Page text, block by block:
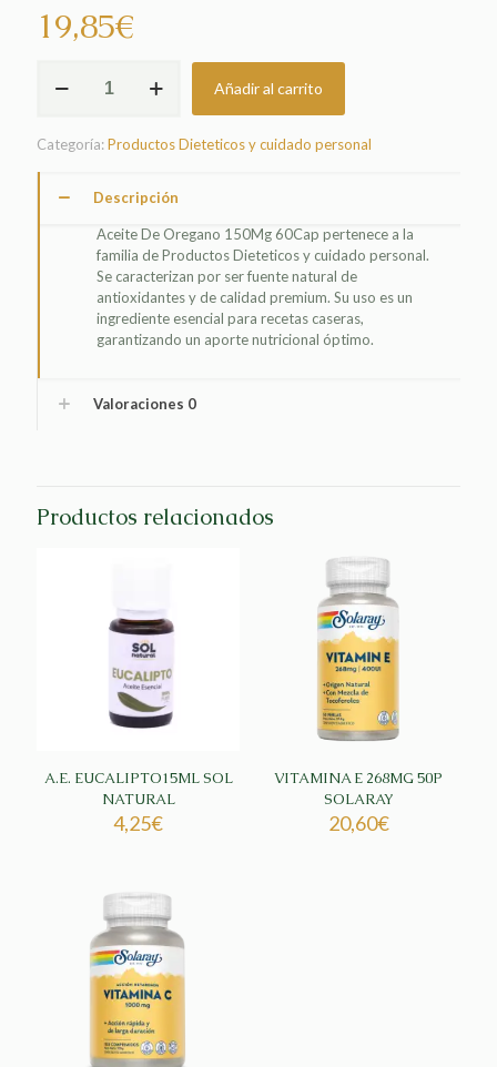
19,85€
60CAP
cantidad
Añadir al carrito
Categoría:Productos Dieteticos y cuidado personal
Descripción
Aceite De Oregano 150Mg 60Cap pertenece a la
familia de Productos Dieteticos y cuidado personal.
Se caracterizan por ser fuente natural de
antioxidantes y de calidad premium. Su uso es un
ingrediente esencial para recetas caseras,
garantizando un aporte nutricional óptimo.
Valoraciones 0
Productos relacionados
A.E. EUCALIPTO15ML SOL
NATURAL
4,25€
VITAMINA E 268MG 50P
SOLARAY
20,60€